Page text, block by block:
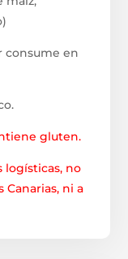
consume en
gluten.
logísticas, no
Canarias, ni a